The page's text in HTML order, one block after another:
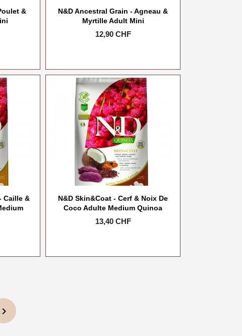
&
N&D Ancestral Grain - Agneau &
Myrtille Adult Mini
Prix
12,90 CHF
Caille &
N&D Skin&Coat - Cerf & Noix De
Coco Adulte Medium Quinoa
Prix
13,40 CHF
chevron_right